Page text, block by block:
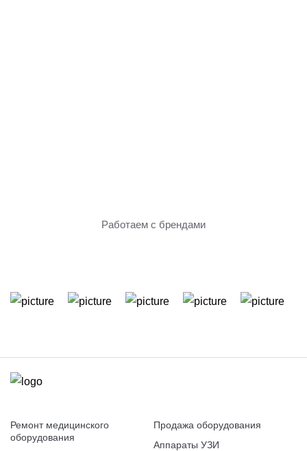
Работаем с брендами
Ремонт медицинского
оборудования
Продажа оборудования
Аппараты УЗИ